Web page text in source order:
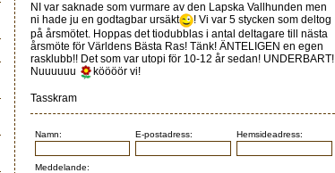
NI var saknade som vurmare av den Lapska Vallhunden men
ni hade ju en godtagbar ursäkt
! Vi var 5 stycken som deltog
på årsmötet. Hoppas det tiodubblas i antal deltagare till nästa
årsmöte för Världens Bästa Ras! Tänk! ÄNTELIGEN en egen
rasklubb!! Det som var utopi för 10-12 år sedan! UNDERBART!
Nuuuuuu
köööör vi!
Tasskram
Namn: E-postadress: Hemsideadress:
Meddelande: